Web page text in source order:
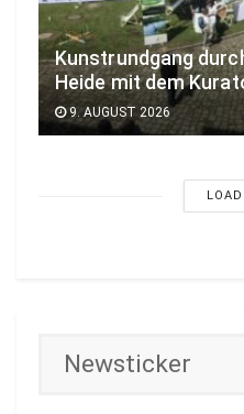
Kunstrundgang
Heide mit dem
9. AUGUST 2026
Newsticker